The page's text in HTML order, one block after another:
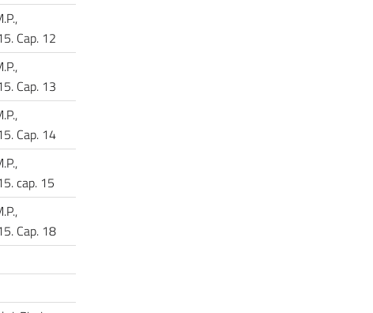
Cap. 12
Cap. 13
Cap. 14
cap. 15
Cap. 18